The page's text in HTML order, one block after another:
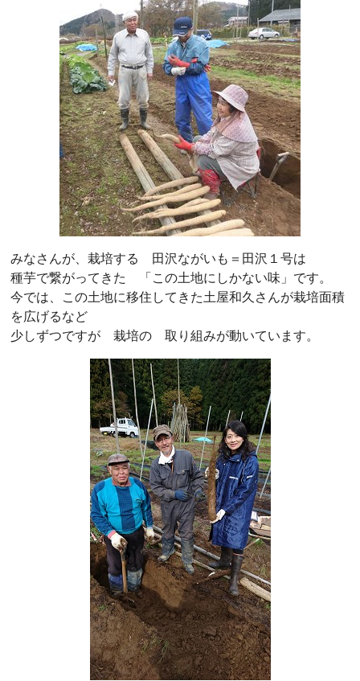
みなさんが、栽培する 田沢ながいも＝田沢１号は
種芋で繋がってきた 「この土地にしかない味」です。
今では、この土地に移住してきた土屋和久さんが栽培面積
を広げるなど
少しずつですが 栽培の 取り組みが動いています。